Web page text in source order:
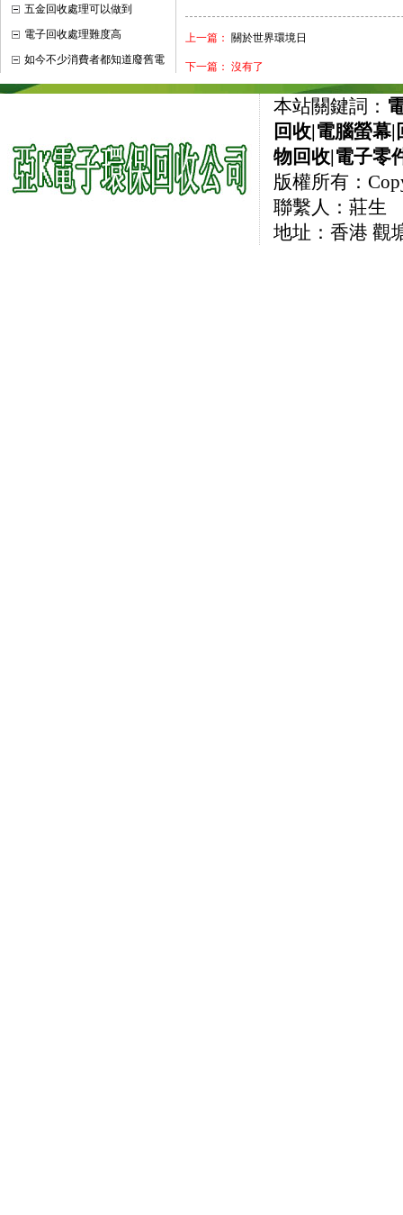
五金回收處理可以做到
電子回收處理難度高
如今不少消費者都知道廢舊電
上一篇： 關於世界環境日
下一篇： 沒有了
本站關鍵詞：
回收|電腦螢幕|
物回收|電子零
版權所有：
聯繫人：莊生
地址：香港 觀